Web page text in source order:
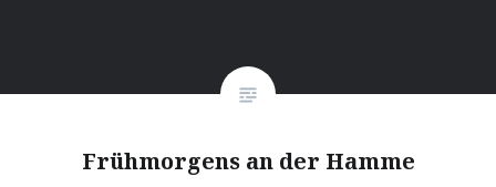
Frühmorgens an der Hamme